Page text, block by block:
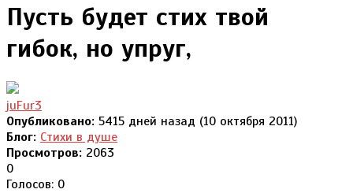
Пусть будет стих твой
гибок, но упруг,
juFur3
Опубликовано: 5415 дней назад (10 октября 2011)
Блог: Стихи в душе
Просмотров: 2063
0
Голосов: 0